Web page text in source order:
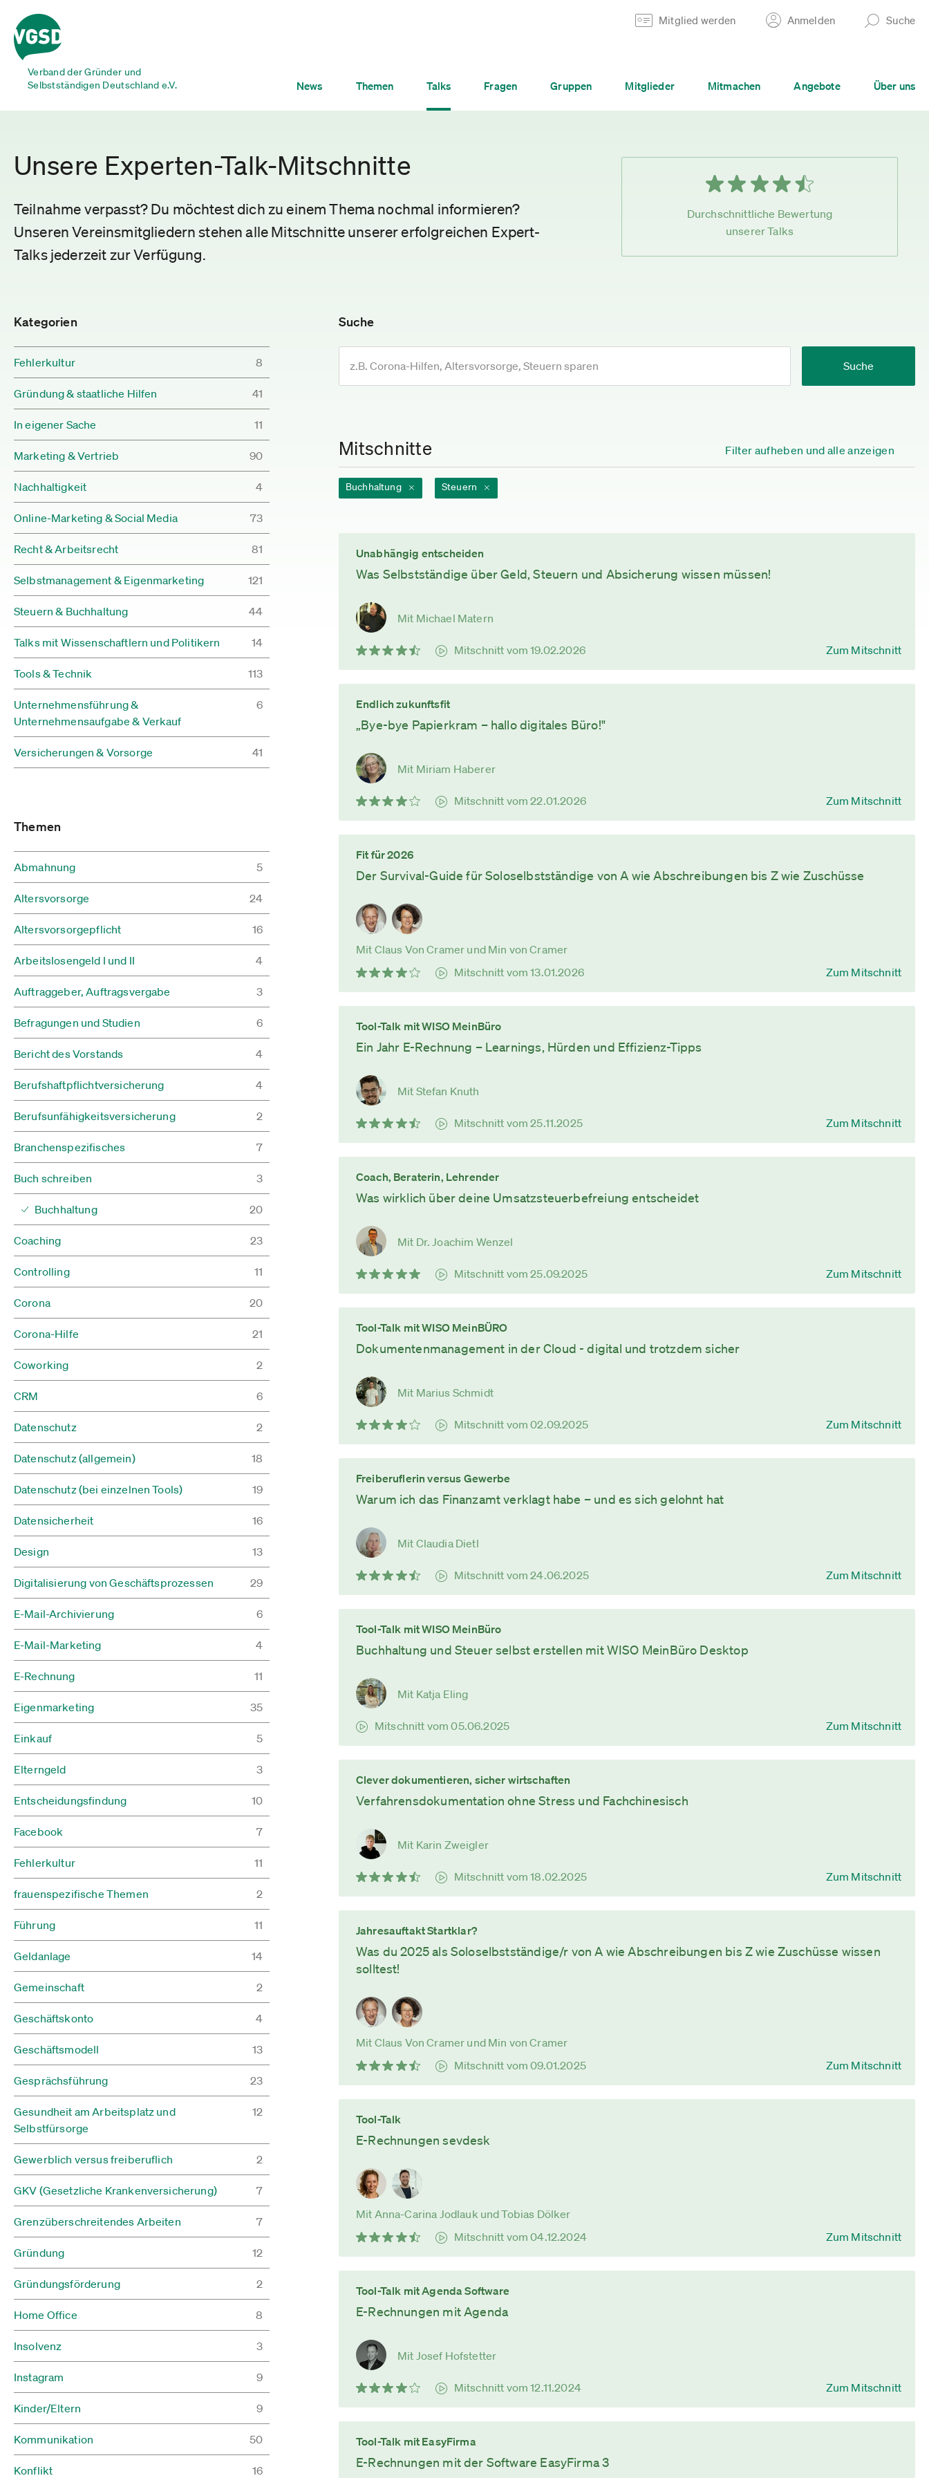
Verband der Gründer und
Selbstständigen Deutschland e.V.
Mitglied werden Anmelden Suche
News Themen Talks Fragen Gruppen Mitglieder Mitmachen Angebote Über uns
Unsere Experten-Talk-Mitschnitte
Teilnahme verpasst? Du möchtest dich zu einem Thema nochmal informieren?
Unseren Vereinsmitgliedern stehen alle Mitschnitte unserer erfolgreichen Expert-
Talks jederzeit zur Verfügung.
Durchschnittliche Bewertung
unserer Talks
Kategorien
Fehlerkultur 8
Gründung & staatliche Hilfen 41
In eigener Sache 11
Marketing & Vertrieb 90
Nachhaltigkeit 4
Online-Marketing & Social Media 73
Recht & Arbeitsrecht 81
Selbstmanagement & Eigenmarketing 121
Steuern & Buchhaltung 44
Talks mit Wissenschaftlern und Politikern 14
Tools & Technik 113
Unternehmensführung &
Unternehmensaufgabe & Verkauf
6
Versicherungen & Vorsorge 41
Themen
Abmahnung 5
Altersvorsorge 24
Altersvorsorgepflicht 16
Arbeitslosengeld I und II 4
Auftraggeber, Auftragsvergabe 3
Befragungen und Studien 6
Bericht des Vorstands 4
Berufshaftpflichtversicherung 4
Berufsunfähigkeitsversicherung 2
Branchenspezifisches 7
Buch schreiben 3
Buchhaltung 20
Coaching 23
Controlling 11
Corona 20
Corona-Hilfe 21
Coworking 2
CRM 6
Datenschutz 2
Datenschutz (allgemein) 18
Datenschutz (bei einzelnen Tools) 19
Datensicherheit 16
Design 13
Digitalisierung von Geschäftsprozessen 29
E-Mail-Archivierung 6
E-Mail-Marketing 4
E-Rechnung 11
Eigenmarketing 35
Einkauf 5
Elterngeld 3
Entscheidungsfindung 10
Facebook 7
Fehlerkultur 11
frauenspezifische Themen 2
Führung 11
Geldanlage 14
Gemeinschaft 2
Geschäftskonto 4
Geschäftsmodell 13
Gesprächsführung 23
Gesundheit am Arbeitsplatz und
Selbstfürsorge
12
Gewerblich versus freiberuflich 2
GKV (Gesetzliche Krankenversicherung) 7
Grenzüberschreitendes Arbeiten 7
Gründung 12
Gründungsförderung 2
Home Office 8
Insolvenz 3
Instagram 9
Kinder/Eltern 9
Kommunikation 50
Konflikt 16
Suche
Suche
Mitschnitte Filter aufheben und alle anzeigen
Buchhaltung Steuern
Unabhängig entscheiden
Was Selbstständige über Geld, Steuern und Absicherung wissen müssen!
Mit Michael Matern
Mitschnitt vom 19.02.2026 Zum Mitschnitt
Endlich zukunftsfit
„Bye-bye Papierkram – hallo digitales Büro!"
Mit Miriam Haberer
Mitschnitt vom 22.01.2026 Zum Mitschnitt
Fit für 2026
Der Survival-Guide für Soloselbstständige von A wie Abschreibungen bis Z wie Zuschüsse
Mit Claus Von Cramer und Min von Cramer
Mitschnitt vom 13.01.2026
Zum Mitschnitt
Tool-Talk mit WISO MeinBüro
Ein Jahr E-Rechnung – Learnings, Hürden und Effizienz-Tipps
Mit Stefan Knuth
Mitschnitt vom 25.11.2025 Zum Mitschnitt
Coach, Beraterin, Lehrender
Was wirklich über deine Umsatzsteuerbefreiung entscheidet
Mit Dr. Joachim Wenzel
Mitschnitt vom 25.09.2025 Zum Mitschnitt
Tool-Talk mit WISO MeinBÜRO
Dokumentenmanagement in der Cloud - digital und trotzdem sicher
Mit Marius Schmidt
Mitschnitt vom 02.09.2025 Zum Mitschnitt
Freiberuflerin versus Gewerbe
Warum ich das Finanzamt verklagt habe – und es sich gelohnt hat
Mit Claudia Dietl
Mitschnitt vom 24.06.2025 Zum Mitschnitt
Tool-Talk mit WISO MeinBüro
Buchhaltung und Steuer selbst erstellen mit WISO MeinBüro Desktop
Mit Katja Eling
Mitschnitt vom 05.06.2025 Zum Mitschnitt
Clever dokumentieren, sicher wirtschaften
Verfahrensdokumentation ohne Stress und Fachchinesisch
Mit Karin Zweigler
Mitschnitt vom 18.02.2025 Zum Mitschnitt
Jahresauftakt Startklar?
Was du 2025 als Soloselbstständige/r von A wie Abschreibungen bis Z wie Zuschüsse wissen
solltest!
Mit Claus Von Cramer und Min von Cramer
Mitschnitt vom 09.01.2025
Zum Mitschnitt
Tool-Talk
E-Rechnungen sevdesk
Mit Anna-Carina Jodlauk und Tobias Dölker
Mitschnitt vom 04.12.2024
Zum Mitschnitt
Tool-Talk mit Agenda Software
E-Rechnungen mit Agenda
Mit Josef Hofstetter
Mitschnitt vom 12.11.2024 Zum Mitschnitt
Tool-Talk mit EasyFirma
E-Rechnungen mit der Software EasyFirma 3